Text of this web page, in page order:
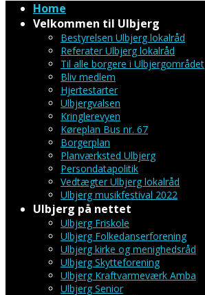
Home
Velkommen til Ulbjerg
Bestyrelsen Ulbjerg lokalråd
Referater Ulbjerg lokalråd
Til alle borgere i Ulbjergområdet
Bliv medlem
Hjertestarter
Ulbjergvalsen
Kringlerevyen
Køreplan Bus nr. 67
Borgerplan
Planværksted Ulbjerg
Persondatapolitik
Vedtægter Ulbjerg lokalråd
Ulbjerg musikfestival 2022
Ulbjerg på nettet
Ulbjerg Friskole
Ulbjerg Folkedanserforening
Ulbjerg kirke og menighedsråd
Ulbjerg Skytteforening
Ulbjerg Kraftvarmeværk Amba
Ulbjerg Senior